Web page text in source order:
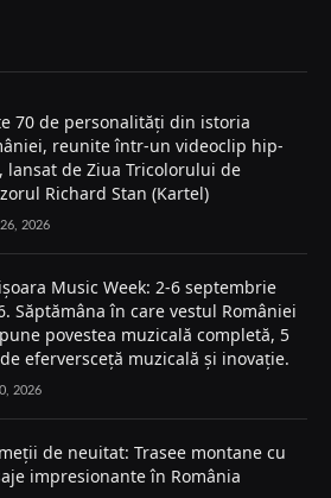
70 de personalități din istoria
reunite într-un videoclip hip-
lansat de Ziua Tricolorului de
Richard Stan (Kartel)
2026
Music Week: 2-6 septembrie
Săptămâna în care vestul României
povestea muzicală completă, 5
eferversceță muzicală și inovație.
2026
de neuitat: Trasee montane cu
impresionante în România